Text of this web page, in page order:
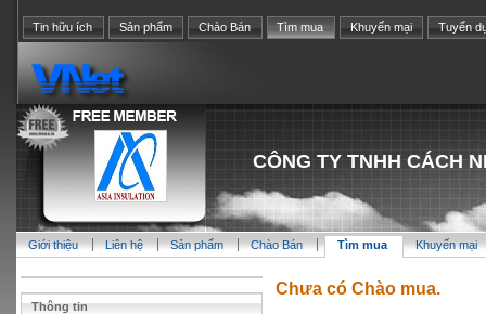
Tin hữu ích Sản phẩm Chào Bán Tìm mua Khuyến mại Tuyển
CÔNG TY TNHH CÁCH
Giới thiệu Liên hệ Sản phẩm Chào Bán Tìm mua Khuyến mại
Thông tin
Chưa có Chào mua.